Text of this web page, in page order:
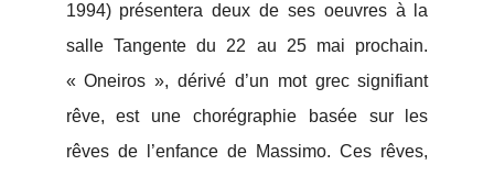
1994) présentera deux de ses oeuvres à la
salle Tangente du 22 au 25 mai prochain.
« Oneiros », dérivé d’un mot grec signifiant
rêve, est une chorégraphie basée sur les
rêves de l’enfance de Massimo. Ces rêves,